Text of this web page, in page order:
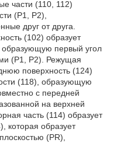
части (110, 112)
(P1, P2),
друг от друга.
(102) образует
первый угол
(P1, P2). Режущая
поверхность (124)
(118), образующую
с передней
на верхней
часть (114) образует
которая образует
(PR),